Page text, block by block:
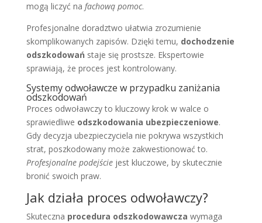
mogą liczyć na fachową pomoc.
Profesjonalne doradztwo ułatwia zrozumienie
skomplikowanych zapisów. Dzięki temu, dochodzenie
odszkodowaństaje się prostsze. Ekspertowie
sprawiają, że proces jest kontrolowany.
Systemy odwoławcze w przypadku zaniżania
odszkodowań
Proces odwoławczy to kluczowy krok w walce o
sprawiedliwe odszkodowania ubezpieczeniowe.
Gdy decyzja ubezpieczyciela nie pokrywa wszystkich
strat, poszkodowany może zakwestionować to.
Profesjonalne podejściejest kluczowe, by skutecznie
bronić swoich praw.
Jak działa proces odwoławczy?
Skuteczna procedura odszkodowawcza wymaga